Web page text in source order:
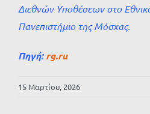
Διεθνών Υποθέσεων στο
Πανεπιστήμιο της Μόσχας.
Πηγή: rg.ru
15 Μαρτίου, 2026